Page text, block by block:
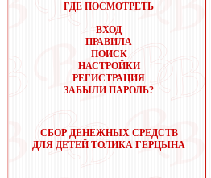
ГДЕ ПОСМОТРЕТЬ
ВХОД
ПРАВИЛА
ПОИСК
НАСТРОЙКИ
РЕГИСТРАЦИЯ
ЗАБЫЛИ ПАРОЛЬ?
СБОР ДЕНЕЖНЫХ СРЕДСТВ
ДЛЯ ДЕТЕЙ ТОЛИКА ГЕРЦЫНА